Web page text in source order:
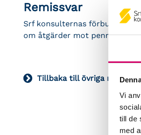
Vi
till de
med
Remissvar
Srf konsulternas förbund har
om åtgärder mot
Tillbaka till övriga remisser